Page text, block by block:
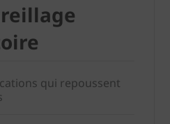
qui repoussent